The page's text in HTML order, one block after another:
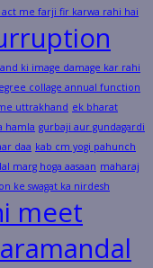
act me farji fir karwa rahi hai
ki image damage kar rahi
collage annual function
uttrakhand ek bharat
hamla gurbaji aur gundagardi
daa kab cm yogi pahunch
marg hoga aasaan maharaj
ke swagat ka nirdesh
meet